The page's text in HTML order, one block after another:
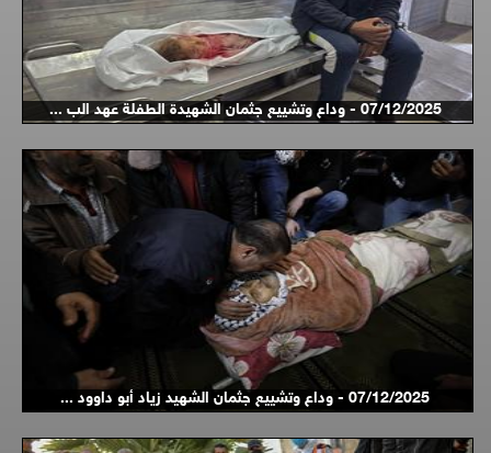
07/12/2025 - وداع وتشييع جثمان الشهيدة الطفلة عهد الب ...
07/12/2025 - وداع وتشييع جثمان الشهيد زياد أبو داوود ...